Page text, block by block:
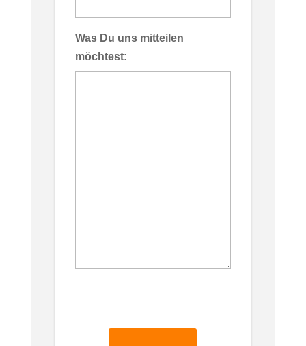
Was Du uns mitteilen
möchtest: